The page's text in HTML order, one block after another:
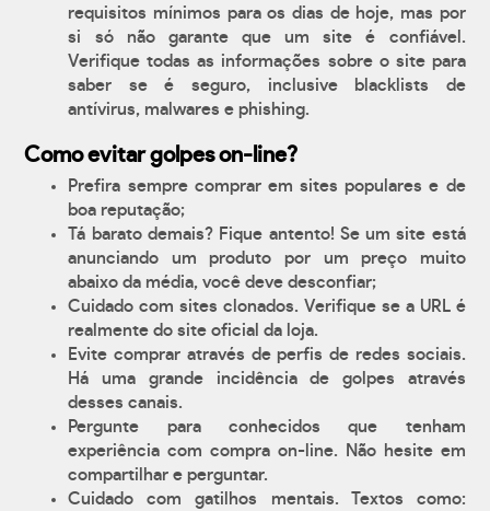
requisitos mínimos para os dias de hoje, mas por
si só não garante que um site é confiável.
Verifique todas as informações sobre o site para
saber se é seguro, inclusive blacklists de
antívirus, malwares e phishing.
Como evitar golpes on-line?
Prefira sempre comprar em sites populares e de
boa reputação;
Tá barato demais? Fique antento! Se um site está
anunciando um produto por um preço muito
abaixo da média, você deve desconfiar;
Cuidado com sites clonados. Verifique se a URL é
realmente do site oficial da loja.
Evite comprar através de perfis de redes sociais.
Há uma grande incidência de golpes através
desses canais.
Pergunte para conhecidos que tenham
experiência com compra on-line. Não hesite em
compartilhar e perguntar.
Cuidado com gatilhos mentais. Textos como: